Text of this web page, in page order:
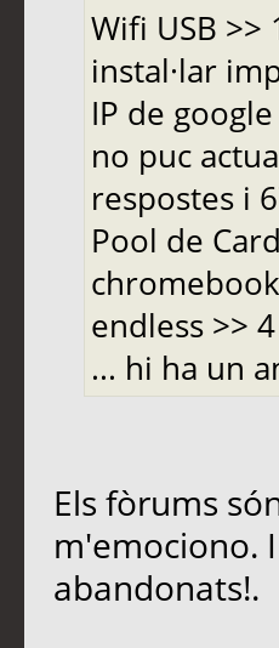
Wifi USB
instal·lar
IP de
no puc
respostes i
Pool de
endless >>
... hi ha un
Els fòrums
m'emociono.
abandonats!.